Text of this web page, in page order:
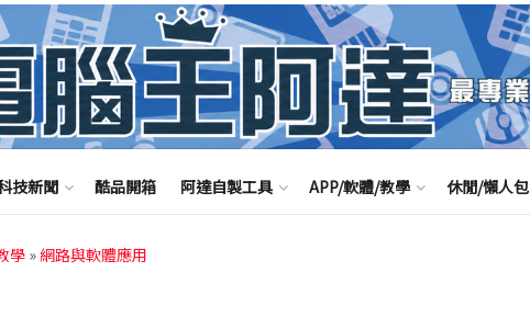
技新聞 酷品開箱 阿達自製工具 APP/軟體/教學 休閒/懶人包
學 »網路與軟體應用